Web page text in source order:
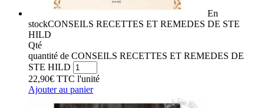
En
stockCONSEILS RECETTES ET REMEDES DE STE
HILD
Qté
quantité de CONSEILS RECETTES ET REMEDES DE
STE HILD
22,90€ TTC l'unité
Ajouter au panier